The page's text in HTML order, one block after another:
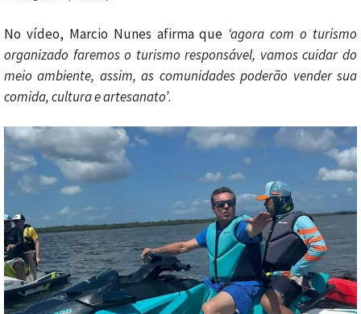
No vídeo, Marcio Nunes afirma que ‘agora com o turismo
organizado faremos o turismo responsável, vamos cuidar do
meio ambiente, assim, as comunidades poderão vender sua
comida, cultura e artesanato’.